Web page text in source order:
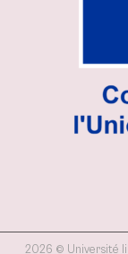
2026 © Université